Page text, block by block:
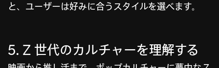
と、ユーザーは好みに合うスタイルを選べます。
5. Z 世代のカルチャーを理解する